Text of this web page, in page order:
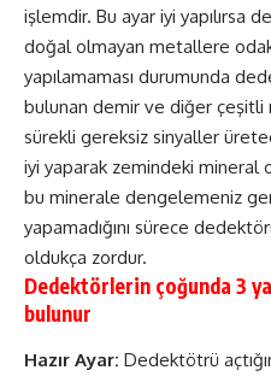
işlemdir. Bu ayar iyi yapılırsa
doğal olmayan metallere
yapılamaması durumunda
bulunan demir ve diğer
sürekli gereksiz sinyaller
iyi yaparak zemindeki mineral
bu minerale dengelemeniz
yapamadığını sürece
oldukça zordur.
Dedektörlerin çoğunda 3
bulunur
Hazır Ayar: Dedektötrü